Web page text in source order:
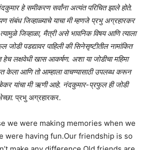
हे समीकरण सर्वांना अत्यंत परिचित झाले होते.
संबंध जिव्हाळ्याचे याचा मी म्हणजे प्रभु अग्रहारकर
जिव्हाळा, मैत्री असे भावनिक विषय आणि त्याला
पडद्यावर पाहिली की सिनेसृष्टीतील नामांकित
लक्षवेधी खास आकर्षण. अशा या जोडीचा महिमा
केला आणि तो आम्हाला वाचण्यासाठी उपलब्ध करून
यांचा मी ऋणी आहे. नंदकुमार-प्रफुल ही जोडी
प्रभु अग्रहारकर.
we were making memories when we
were having fun.Our friendship is so